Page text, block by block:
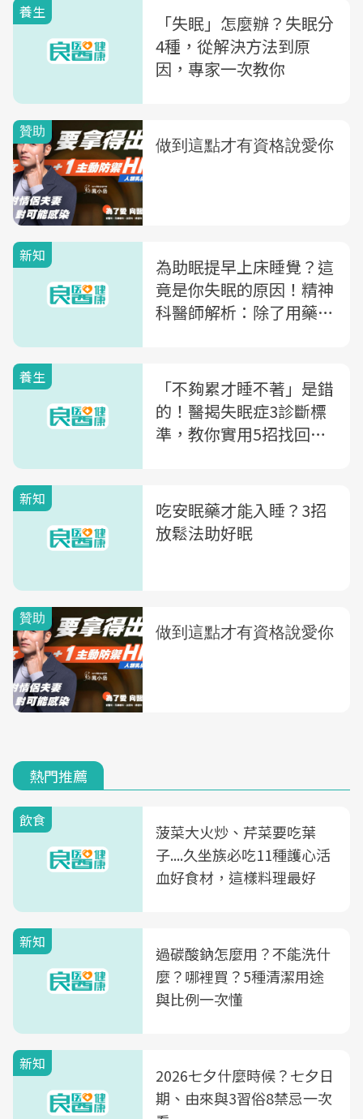
養生
「失眠」怎麼辦？失眠分
4種，從解決方法到原
因，專家一次教你
新知
為助眠提早上床睡覺？這
竟是你失眠的原因！精神
科醫師解析：除了用藥，
養生
「不夠累才睡不著」是錯
的！醫揭失眠症3診斷標
準，教你實用5招找回一
新知
吃安眠藥才能入睡？3招
放鬆法助好眠
熱門推薦
飲食
菠菜大火炒、芹菜要吃葉
子....久坐族必吃11種護心活
血好食材，這樣料理最好
新知
過碳酸鈉怎麼用？不能洗什
麼？哪裡買？5種清潔用途
與比例一次懂
新知
2026七夕什麼時候？七夕日
期、由來與3習俗8禁忌一次